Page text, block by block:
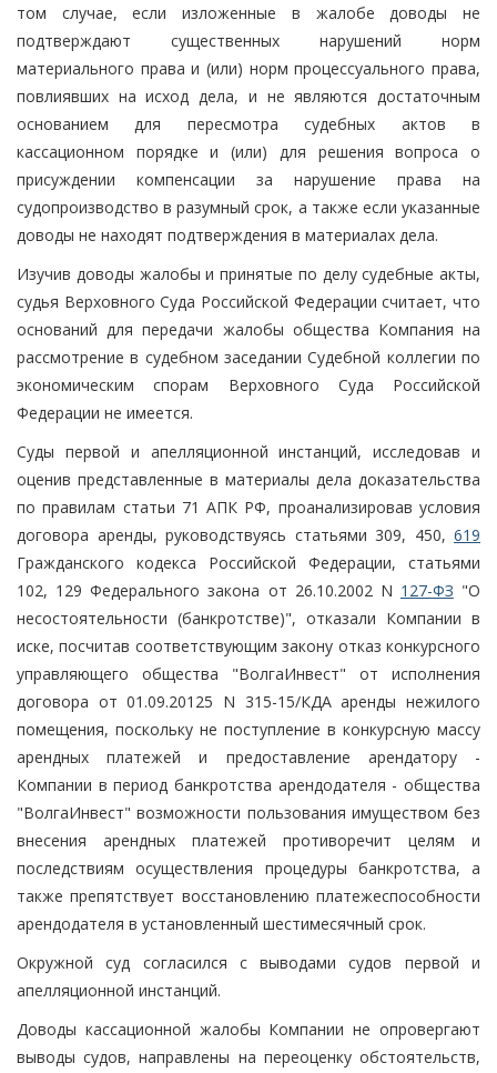
том случае, если изложенные в жалобе доводы не
подтверждают существенных нарушений норм
материального права и (или) норм процессуального права,
повлиявших на исход дела, и не являются достаточным
основанием для пересмотра судебных актов в
кассационном порядке и (или) для решения вопроса о
присуждении компенсации за нарушение права на
судопроизводство в разумный срок, а также если указанные
доводы не находят подтверждения в материалах дела.
Изучив доводы жалобы и принятые по делу судебные акты,
судья Верховного Суда Российской Федерации считает, что
оснований для передачи жалобы общества Компания на
рассмотрение в судебном заседании Судебной коллегии по
экономическим спорам Верховного Суда Российской
Федерации не имеется.
Суды первой и апелляционной инстанций, исследовав и
оценив представленные в материалы дела доказательства
по правилам статьи 71 АПК РФ, проанализировав условия
договора аренды, руководствуясь статьями 309, 450, 619
Гражданского кодекса Российской Федерации, статьями
102, 129 Федерального закона от 26.10.2002 N 127-ФЗ "О
несостоятельности (банкротстве)", отказали Компании в
иске, посчитав соответствующим закону отказ конкурсного
управляющего общества "ВолгаИнвест" от исполнения
договора от 01.09.20125 N 315-15/КДА аренды нежилого
помещения, поскольку не поступление в конкурсную массу
арендных платежей и предоставление арендатору -
Компании в период банкротства арендодателя - общества
"ВолгаИнвест" возможности пользования имуществом без
внесения арендных платежей противоречит целям и
последствиям осуществления процедуры банкротства, а
также препятствует восстановлению платежеспособности
арендодателя в установленный шестимесячный срок.
Окружной суд согласился с выводами судов первой и
апелляционной инстанций.
Доводы кассационной жалобы Компании не опровергают
выводы судов, направлены на переоценку обстоятельств,